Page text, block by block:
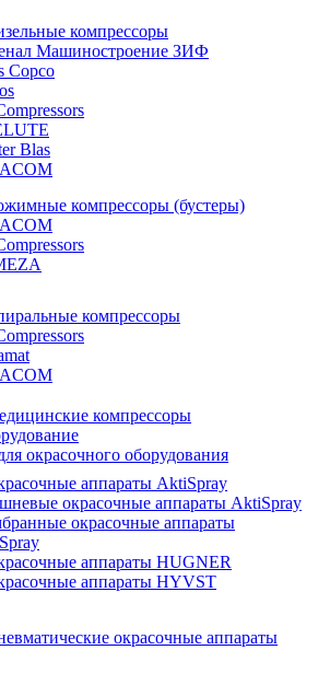
компрессоры
Машиностроение ЗИФ
Copco
Blas
компрессоры (бустеры)
компрессоры
компрессоры
окрасочного оборудования
аппараты AktiSpray
окрасочные аппараты AktiSpray
окрасочные аппараты
аппараты HUGNER
аппараты HYVST
окрасочные аппараты